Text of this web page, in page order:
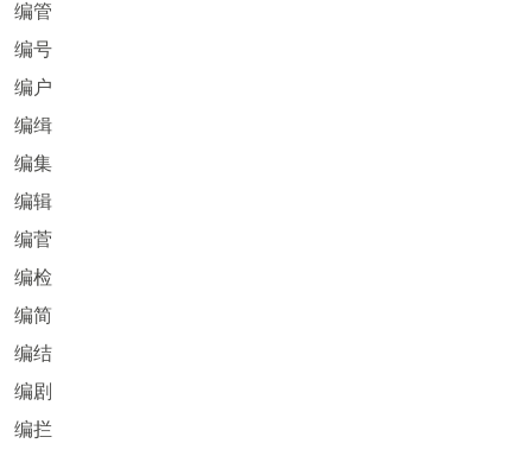
编管
编号
编户
编缉
编集
编辑
编菅
编检
编简
编结
编剧
编拦